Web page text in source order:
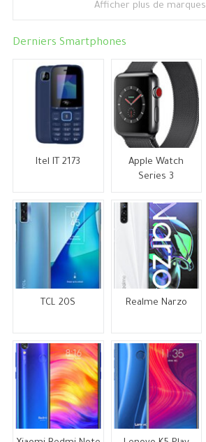
Afficher plus de marques
Derniers Smartphones
Itel IT 2173
Apple Watch
Series 3
TCL 20S Realme Narzo